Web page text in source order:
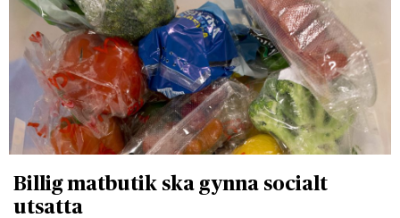
Billig matbutik ska gynna socialt
utsatta